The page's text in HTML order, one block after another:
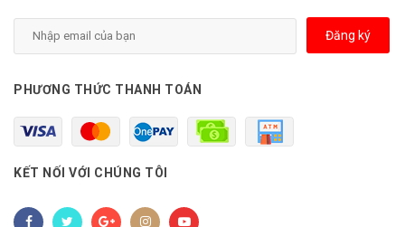
Đăng ký
PHƯƠNG THỨC THANH TOÁN
KẾT NỐI VỚI CHÚNG TÔI